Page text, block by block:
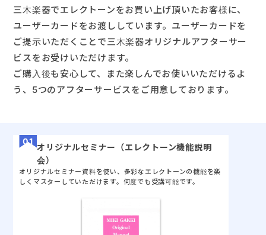
三木楽器でエレクトーンをお買い上げ頂いたお客様に、
ユーザーカードをお渡ししています。ユーザーカードを
ご提示いただくことで三木楽器オリジナルアフターサー
ビスをお受けいただけます。
ご購入後も安心して、また楽しんでお使いいただけるよ
う、5つのアフターサービスをご用意しております。
オリジナルセミナー（エレクトーン機能説明
会）
オリジナルセミナー資料を使い、多彩なエレクトーンの機能を楽
しくマスターしていただけます。何度でも受講可能です。